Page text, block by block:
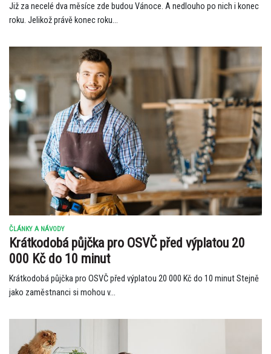
Již za necelé dva měsíce zde budou Vánoce. A nedlouho po nich i konec
roku. Jelikož právě konec roku...
ČLÁNKY A NÁVODY
Krátkodobá půjčka pro OSVČ před výplatou 20
000 Kč do 10 minut
Krátkodobá půjčka pro OSVČ před výplatou 20 000 Kč do 10 minut Stejně
jako zaměstnanci si mohou v...